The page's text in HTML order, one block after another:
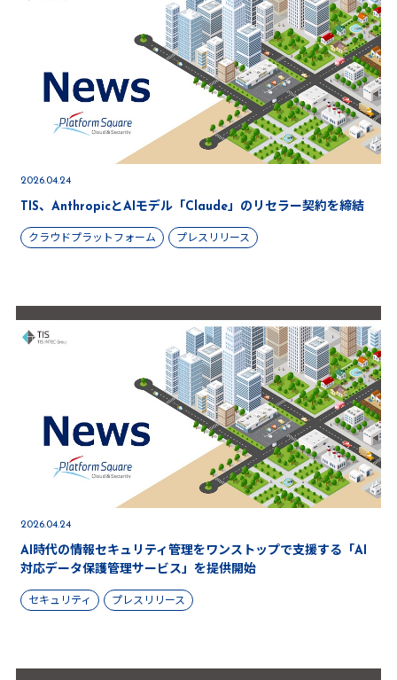
2026.04.24
TIS、AnthropicとAIモデル「Claude」のリセラー契約を締結
クラウドプラットフォーム プレスリリース
2026.04.24
AI時代の情報セキュリティ管理をワンストップで支援する「AI
対応データ保護管理サービス」を提供開始
セキュリティ プレスリリース